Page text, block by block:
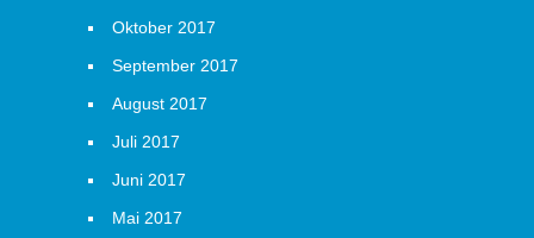
Oktober 2017
September 2017
August 2017
Juli 2017
Juni 2017
Mai 2017